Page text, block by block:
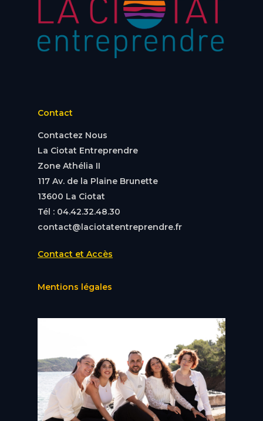
Contact
Contactez Nous
La Ciotat Entreprendre
Zone Athélia II
117 Av. de la Plaine Brunette
13600 La Ciotat
Tél : 04.42.32.48.30
contact@laciotatentreprendre.fr
Contact et Accès
Mentions légales